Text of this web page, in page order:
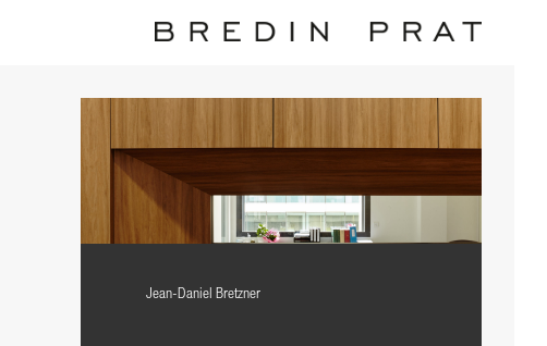
Jean-Daniel Bretzner